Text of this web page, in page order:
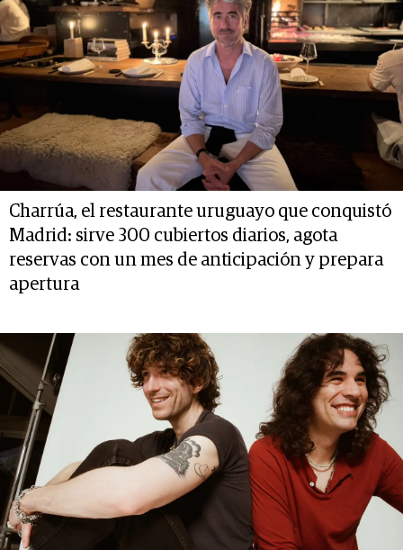
Charrúa, el restaurante uruguayo que conquistó
Madrid: sirve 300 cubiertos diarios, agota
reservas con un mes de anticipación y prepara
apertura